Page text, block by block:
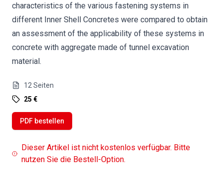
characteristics of the various fastening systems in
different Inner Shell Concretes were compared to obtain
an assessment of the applicability of these systems in
concrete with aggregate made of tunnel excavation
material.
12 Seiten
25 €
PDF bestellen
Dieser Artikel ist nicht kostenlos verfügbar. Bitte
nutzen Sie die Bestell-Option.